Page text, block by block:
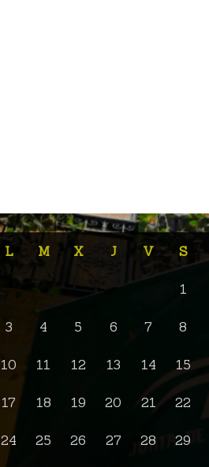
L M X J V S
1
3 4 5 6 7 8
10 11 12 13 14 15
17 18 19 20 21 22
24 25 26 27 28 29